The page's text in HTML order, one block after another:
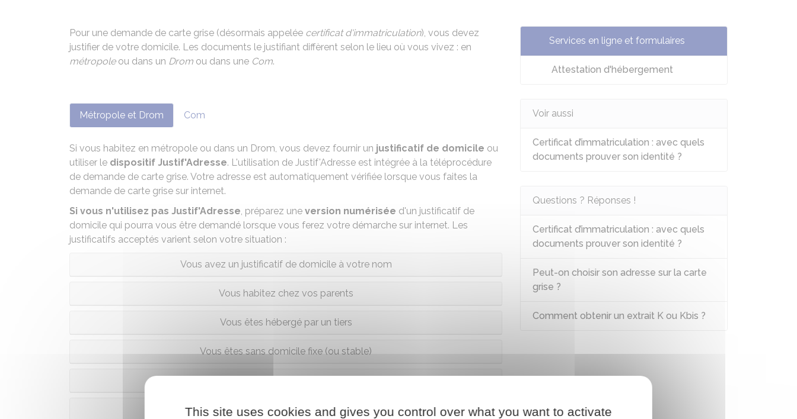
Pour une demande de carte grise (désormais appelée certificat d'immatriculation), vous devez
justifier de votre domicile. Les documents le justifiant diffèrent selon le lieu où vous vivez : en
métropoleou dans un Drom ou dans une Com.
Métropole et Drom Com
Si vous habitez en métropole ou dans un Drom, vous devez fournir un justificatif de domicile ou
utiliser le dispositif Justif'Adresse. L'utilisation de Justif'Adresse est intégrée à la téléprocédure
de demande de carte grise. Votre adresse est automatiquement vérifiée lorsque vous faites la
demande de carte grise sur internet.
Si vous n'utilisez pas Justif'Adresse, préparez une version numérisée d'un justificatif de
domicile qui pourra vous être demandé lorsque vous ferez votre démarche sur internet. Les
justificatifs acceptés varient selon votre situation :
Vous avez un justificatif de domicile à votre nom
Vous habitez chez vos parents
Vous êtes hébergé par un tiers
Vous êtes sans domicile fixe (ou stable)
Vous habitez sur un bateau de plaisance
Services en ligne et formulaires
Attestation d'hébergement
Voir aussi
Certificat d’immatriculation : avec quels
documents prouver son identité ?
Questions ? Réponses !
Certificat d’immatriculation : avec quels
documents prouver son identité ?
Peut-on choisir son adresse sur la carte
grise ?
Comment obtenir un extrait K ou Kbis ?
This site uses cookies and gives you control over what you want to activate